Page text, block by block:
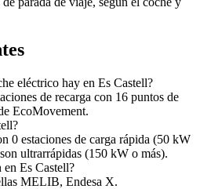
eléctrico hay en Es Castell?
de recarga con 16 puntos de
EcoMovement.
0 estaciones de carga rápida (50 kW
ultrarrápidas (150 kW o más).
en Es Castell?
MELIB, Endesa X.